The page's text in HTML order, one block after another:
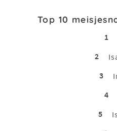
Top 10
1
2
3
4
5